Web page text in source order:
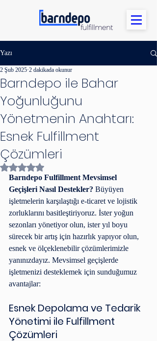
Yazı
Barndepo ile Bahar
Yoğunluğunu
Yönetmenin Anahtarı:
Esnek Fulfillment
Çözümleri
2 Şub 2025 2 dakikada okunur
5 üzerinden NaN yıldız
Barndepo Fulfillment Mevsimsel
Geçişleri Nasıl Destekler? Büyüyen
işletmelerin karşılaştığı e-ticaret ve lojistik
zorluklarını basitleştiriyoruz. İster yoğun
sezonları yönetiyor olun, ister yıl boyu
sürecek bir artış için hazırlık yapıyor olun,
esnek ve ölçeklenebilir çözümlerimizle
yanınızdayız. Mevsimsel geçişlerde
işletmenizi desteklemek için sunduğumuz
avantajlar:
Esnek Depolama ve Tedarik
Yönetimi ile Fulfillment
Çözümleri